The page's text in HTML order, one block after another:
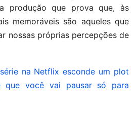
produção que prova que, às
memoráveis são aqueles que
nossas próprias percepções de
na Netflix esconde um plot
que você vai pausar só para